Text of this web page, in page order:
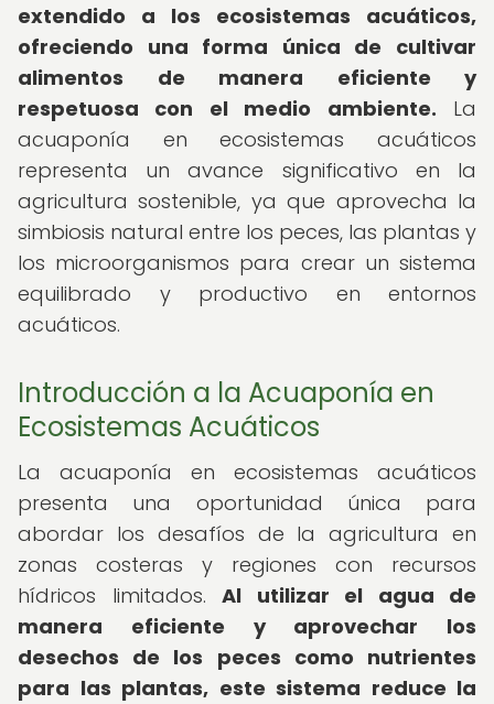
extendido a los ecosistemas acuáticos,
ofreciendo una forma única de cultivar
alimentos de manera eficiente y
respetuosa con el medio ambiente. La
acuaponía en ecosistemas acuáticos
representa un avance significativo en la
agricultura sostenible, ya que aprovecha la
simbiosis natural entre los peces, las plantas y
los microorganismos para crear un sistema
equilibrado y productivo en entornos
acuáticos.
Introducción a la Acuaponía en
Ecosistemas Acuáticos
La acuaponía en ecosistemas acuáticos
presenta una oportunidad única para
abordar los desafíos de la agricultura en
zonas costeras y regiones con recursos
hídricos limitados. Al utilizar el agua de
manera eficiente y aprovechar los
desechos de los peces como nutrientes
para las plantas, este sistema reduce la